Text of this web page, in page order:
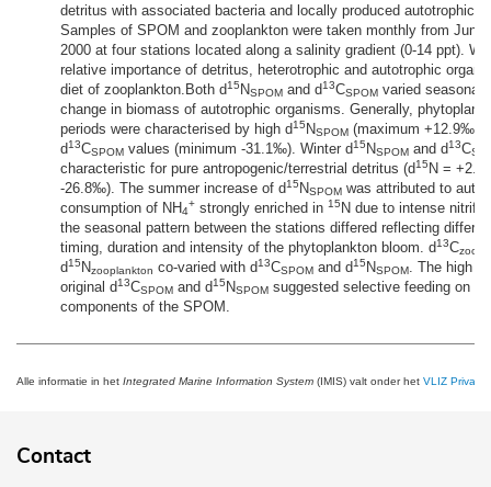
detritus with associated bacteria and locally produced autotrophic
Samples of SPOM and zooplankton were taken monthly from June
2000 at four stations located along a salinity gradient (0-14 ppt).
relative importance of detritus, heterotrophic and autotrophic
diet of zooplankton.Both d15NSPOM and d13CSPOM varied
change in biomass of autotrophic organisms. Generally,
periods were characterised by high d15NSPOM (maximum +12.9‰)
d13CSPOM values (minimum -31.1‰). Winter d15NSPOM and d13C
characteristic for pure antropogenic/terrestrial detritus (d15N =
-26.8‰). The summer increase of d15NSPOM was attributed to
consumption of NH4
+ strongly enriched in 15N due to intense
the seasonal pattern between the stations differed reflecting
timing, duration and intensity of the phytoplankton bloom. d13C
d15Nzooplankton co-varied with d13CSPOM and d15NSPOM
. The high
original d13CSPOM and d15NSPOM suggested selective feeding on
components of the SPOM.
Alle informatie in het Integrated Marine Information System (IMIS) valt onder het VLIZ Privacy
Contact